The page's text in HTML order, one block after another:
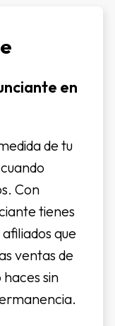
en
de tu
Con
tienes
que
ventas de
sin